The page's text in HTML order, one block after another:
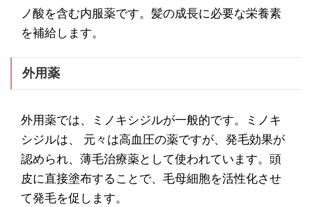
ノ酸を含む内服薬です。髪の成長に必要な栄養素
を補給します。
外用薬
外用薬では、ミノキシジルが一般的です。ミノキ
シジルは、 元々は高血圧の薬ですが、発毛効果が
認められ、薄毛治療薬として使われています。頭
皮に直接塗布することで、毛母細胞を活性化させ
て発毛を促します。